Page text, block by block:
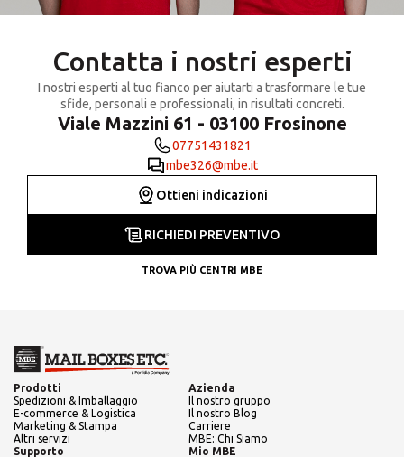
Contatta i nostri esperti
I nostri esperti al tuo fianco per aiutarti a trasformare le tue
sfide, personali e professionali, in risultati concreti.
Viale Mazzini 61 - 03100 Frosinone
07751431821
mbe326@mbe.it
Ottieni indicazioni
RICHIEDI PREVENTIVO
TROVA PIÙ CENTRI MBE
Prodotti
Spedizioni & Imballaggio
E-commerce & Logistica
Marketing & Stampa
Altri servizi
Azienda
Il nostro gruppo
Il nostro Blog
Carriere
MBE: Chi Siamo
Supporto
Mio MBE